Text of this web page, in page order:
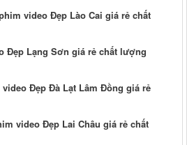
video Đẹp Lào Cai giá rẻ chất
Đẹp Lạng Sơn giá rẻ chất lượng
Đẹp Đà Lạt Lâm Đồng giá rẻ
video Đẹp Lai Châu giá rẻ chất